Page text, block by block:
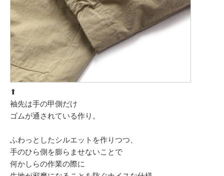
⬆︎
袖先は手の甲側だけ
ゴムが通されている作り。
ふわっとしたシルエットを作りつつ、
手のひら側を膨らませないことで
何かしらの作業の際に